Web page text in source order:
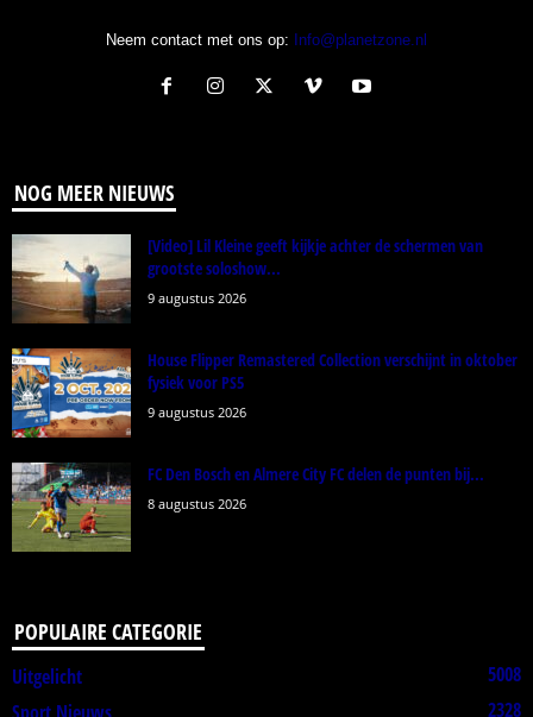
Neem contact met ons op: Info@planetzone.nl
NOG MEER NIEUWS
[Video] Lil Kleine geeft kijkje achter de schermen van
grootste soloshow...
9 augustus 2026
House Flipper Remastered Collection verschijnt in oktober
fysiek voor PS5
9 augustus 2026
FC Den Bosch en Almere City FC delen de punten bij...
8 augustus 2026
POPULAIRE CATEGORIE
Uitgelicht
5008
2328